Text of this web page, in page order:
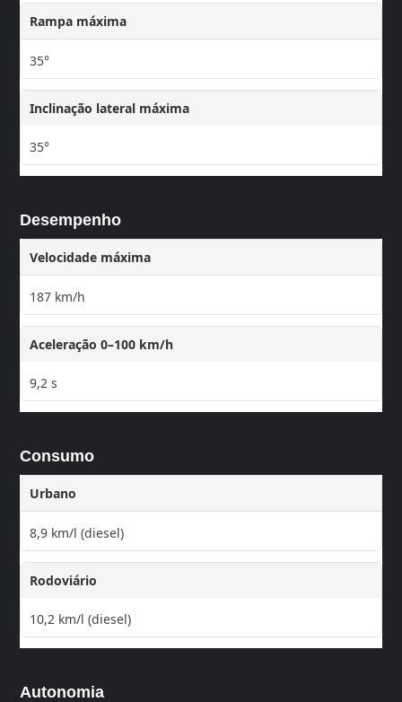
Rampa máxima
35°
Inclinação lateral máxima
35°
Desempenho
Velocidade máxima
187 km/h
Aceleração 0–100 km/h
9,2 s
Consumo
Urbano
8,9 km/l (diesel)
Rodoviário
10,2 km/l (diesel)
Autonomia